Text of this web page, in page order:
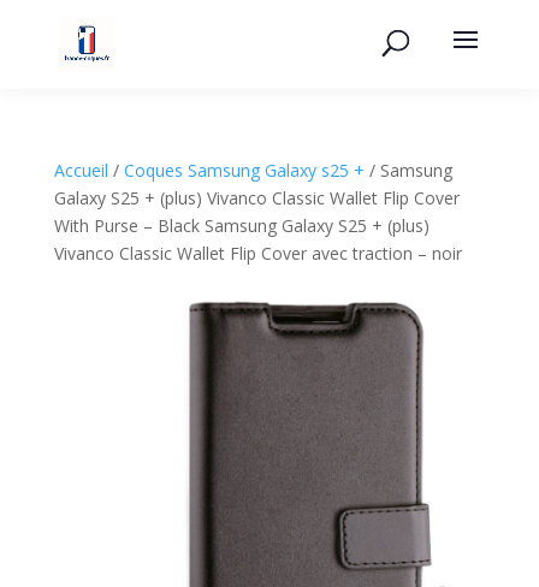
Accueil / Coques Samsung Galaxy s25 + / Samsung
Galaxy S25 + (plus) Vivanco Classic Wallet Flip Cover
With Purse – Black Samsung Galaxy S25 + (plus)
Vivanco Classic Wallet Flip Cover avec traction – noir